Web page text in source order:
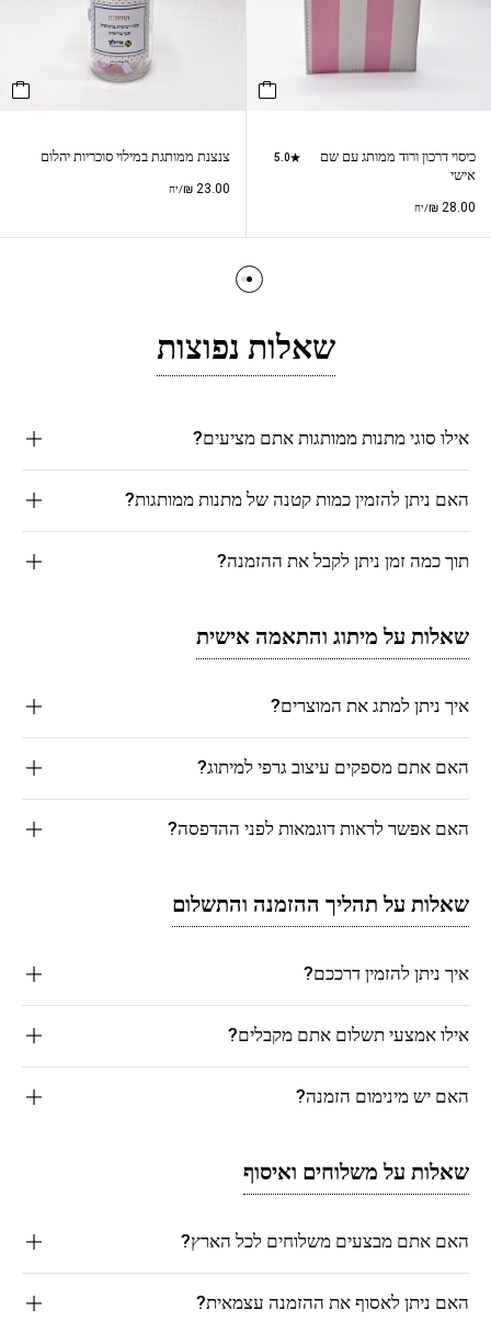
כיסוי דרכון ורוד ממותג עם שם
אישי
5.0
₪ 28.00 /יח
צנצנת ממותגת במילוי סוכריות יהלום
₪23.00 /יח
שאלות נפוצות
אילו סוגי מתנות ממותגות אתם מציעים?
האם ניתן להזמין כמות קטנה של מתנות ממותגות?
תוך כמה זמן ניתן לקבל את ההזמנה?
שאלות על מיתוג והתאמה אישית
איך ניתן למתג את המוצרים?
האם אתם מספקים עיצוב גרפי למיתוג?
האם אפשר לראות דוגמאות לפני ההדפסה?
שאלות על תהליך ההזמנה והתשלום
איך ניתן להזמין דרככם?
אילו אמצעי תשלום אתם מקבלים?
האם יש מינימום הזמנה?
שאלות על משלוחים ואיסוף
האם אתם מבצעים משלוחים לכל הארץ?
האם ניתן לאסוף את ההזמנה עצמאית?